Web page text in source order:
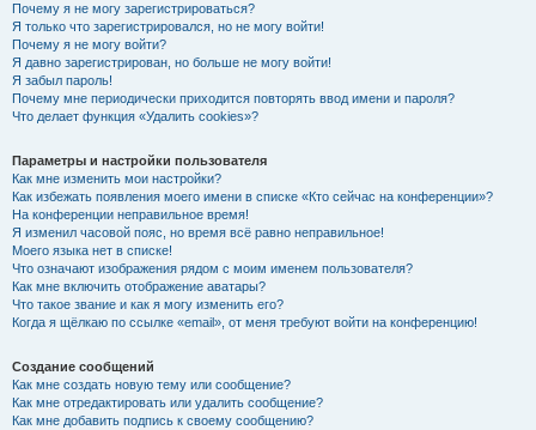
Почему я не могу зарегистрироваться?
Я только что зарегистрировался, но не могу войти!
Почему я не могу войти?
Я давно зарегистрирован, но больше не могу войти!
Я забыл пароль!
Почему мне периодически приходится повторять ввод имени и пароля?
Что делает функция «Удалить cookies»?
Параметры и настройки пользователя
Как мне изменить мои настройки?
Как избежать появления моего имени в списке «Кто сейчас на конференции»?
На конференции неправильное время!
Я изменил часовой пояс, но время всё равно неправильное!
Моего языка нет в списке!
Что означают изображения рядом с моим именем пользователя?
Как мне включить отображение аватары?
Что такое звание и как я могу изменить его?
Когда я щёлкаю по ссылке «email», от меня требуют войти на конференцию!
Создание сообщений
Как мне создать новую тему или сообщение?
Как мне отредактировать или удалить сообщение?
Как мне добавить подпись к своему сообщению?